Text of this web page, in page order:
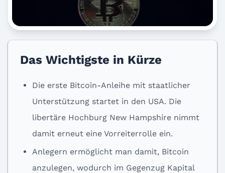
Das Wichtigste in Kürze
Die erste Bitcoin-Anleihe mit staatlicher
Unterstützung startet in den USA. Die
libertäre Hochburg New Hampshire nimmt
damit erneut eine Vorreiterrolle ein.
Anlegern ermöglicht man damit, Bitcoin
anzulegen, wodurch im Gegenzug Kapital